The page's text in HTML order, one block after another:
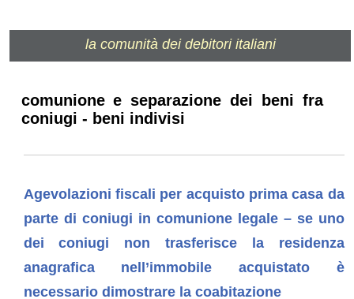
la comunità dei debitori italiani
comunione e separazione dei beni fra
coniugi - beni indivisi
Agevolazioni fiscali per acquisto prima casa da
parte di coniugi in comunione legale – se uno
dei coniugi non trasferisce la residenza
anagrafica nell’immobile acquistato è
necessario dimostrare la coabitazione